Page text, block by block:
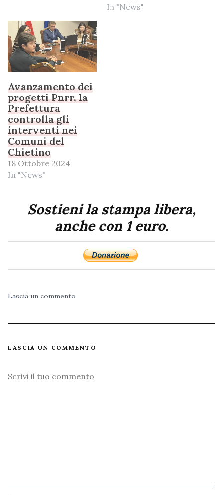
In "News"
Avanzamento dei
progetti Pnrr, la
Prefettura
controlla gli
interventi nei
Comuni del
Chietino
18 Ottobre 2024
In "News"
Sostieni la stampa libera,
anche con 1 euro.
Lascia un commento
LASCIA UN COMMENTO
Commento